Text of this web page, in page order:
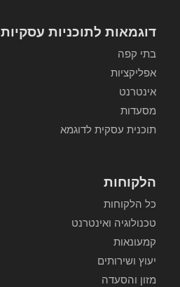
דוגמאות לתוכניות עסקיות
בתי קפה
אפליקציות
אינטרנט
מסעדות
תוכנית עסקית לדוגמא
הלקוחות
כל הלקוחות
טכנולוגיה ואינטרנט
קמעונאות
יעוץ ושירותים
מזון והסעדה